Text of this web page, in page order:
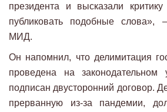
президента и высказали
публиковать подобные слова»,
МИД.
Он напомнил, что делимитация
проведена на
подписан двусторонний договор.
прерванную из-за пандемии,